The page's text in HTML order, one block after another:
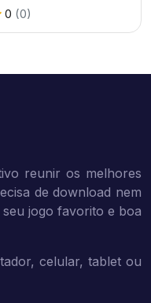
0 (0)
reunir os melhores
de download nem
jogo favorito e boa
celular, tablet ou